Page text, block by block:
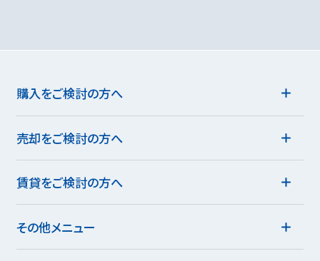
購入をご検討の方へ
売却をご検討の方へ
賃貸をご検討の方へ
その他メニュー